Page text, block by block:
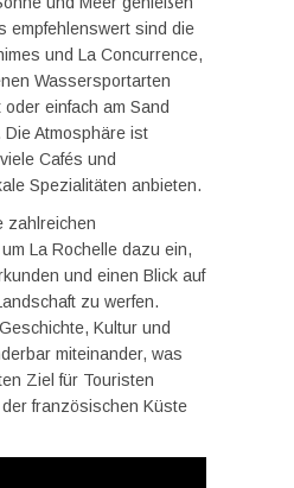
empfehlenswert sind die
und La Concurrence,
Wassersportarten
einfach am Sand
Atmosphäre ist
Cafés und
Spezialitäten anbieten.
zahlreichen
La Rochelle dazu ein,
und einen Blick auf
zu werfen.
Kultur und
miteinander, was
Ziel für Touristen
französischen Küste